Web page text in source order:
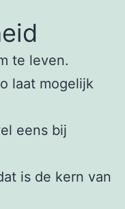
te leven.
laat mogelijk
eens bij
is de kern van